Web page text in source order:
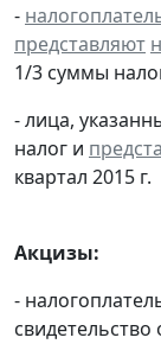
-
представляют
1/3 суммы
- лица,
налог и
квартал 2015 г.
Акцизы:
-